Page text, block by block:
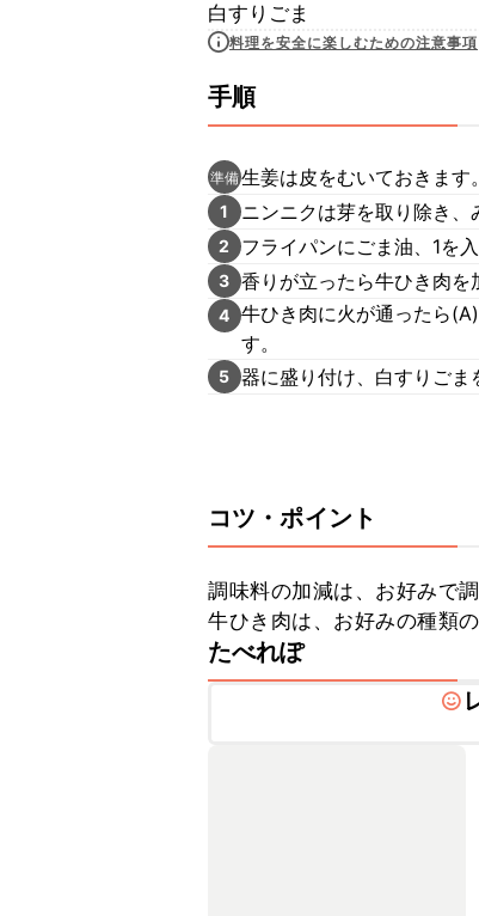
白すりごま
料理を安全に楽しむための注意事項
手順
準備生姜は皮をむいておきます。
1 ニンニクは芽を取り除き、
2 フライパンにごま油、1を
3 香りが立ったら牛ひき肉を
4 牛ひき肉に火が通ったら
す。
5 器に盛り付け、白すりごま
コツ・ポイント
調味料の加減は、お好みで
牛ひき肉は、お好みの種類
たべれぽ